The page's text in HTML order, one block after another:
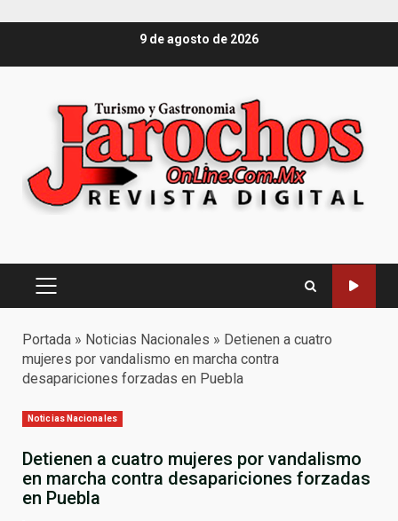
contenido
9 de agosto de 2026
Menú
principal
Portada » Noticias Nacionales » Detienen a cuatro
mujeres por vandalismo en marcha contra
desapariciones forzadas en Puebla
Noticias Nacionales
Detienen a cuatro mujeres por vandalismo
en marcha contra desapariciones forzadas
en Puebla